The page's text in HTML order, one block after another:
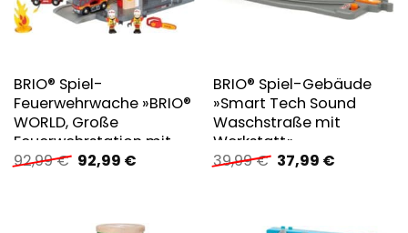
BRIO® Spiel-
Feuerwehrwache »BRIO®
WORLD, Große
Feuerwehrstation mit
Einsatzfahrzeug«
92,99€ Ursprünglicher
Preis
92,99 €Aktueller
BRIO® Spiel-Gebäude
»Smart Tech Sound
Waschstraße mit
Werkstatt«
39,99€ Ursprünglicher
Preis
37,99 €Aktueller